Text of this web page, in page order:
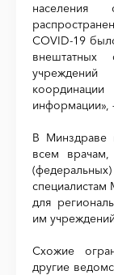
COVID-19
внештатных
учреждений
информации»,
В Минздраве
всем врачам,
специалистам
для
им
Схожие
другие